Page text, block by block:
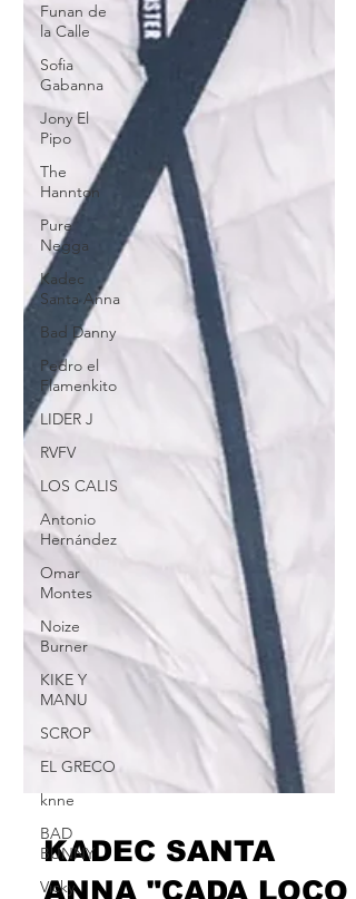
Funan de
la Calle
Sofia
Gabanna
Jony El
Pipo
The
Hannton
Pure
Negga
Kadec
Santa Anna
Bad Danny
Pedro el
Flamenkito
LIDER J
RVFV
LOS CALIS
Antonio
Hernández
Omar
Montes
Noize
Burner
KIKE Y
MANU
SCROP
EL GRECO
knne
BAD
BUNNY
Vicky